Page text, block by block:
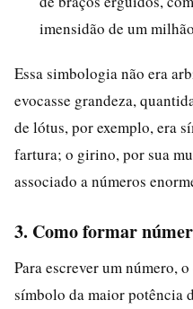
imensidão de um
Essa simbologia não era
evocasse grandeza,
de lótus, por exemplo, era
fartura; o girino, por sua
associado a números
3. Como formar
Para escrever um número,
símbolo da maior potência